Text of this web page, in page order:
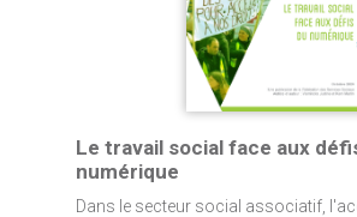
Le travail social face aux
numérique
Dans le secteur social associatif,